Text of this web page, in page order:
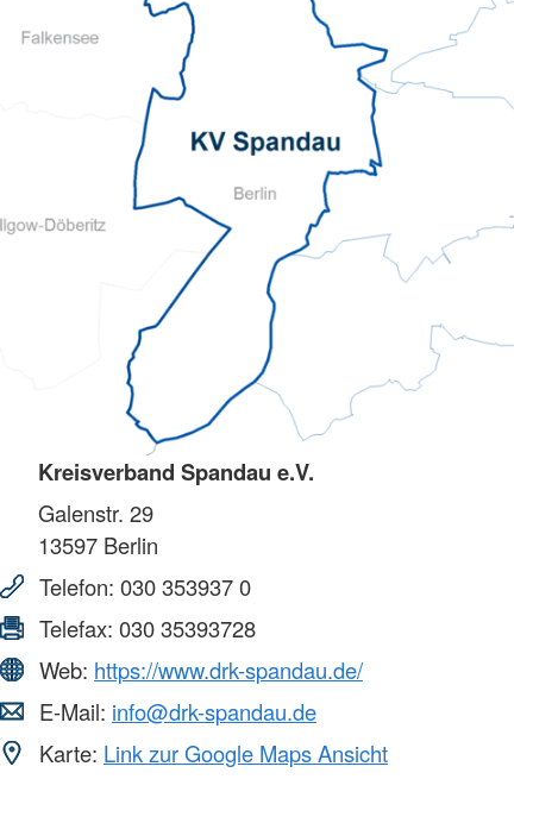
Kreisverband Spandau e.V.
Galenstr. 29
13597 Berlin
Telefon: 030 353937 0
Telefax: 030 35393728
Web: https://www.drk-spandau.de/
E-Mail: info@drk-spandau.de
Karte: Link zur Google Maps Ansicht